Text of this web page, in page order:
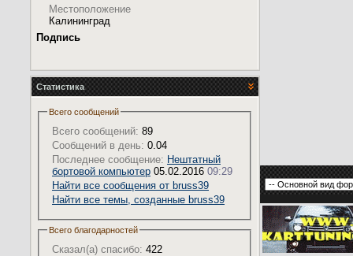
Местоположение
Калининград
Подпись
Статистика
Всего сообщений
Всего сообщений: 89
Сообщений в день: 0.04
Последнее сообщение: Нештатный
бортовой компьютер 05.02.2016 09:29
Найти все сообщения от bruss39
Найти все темы, созданные bruss39
Всего благодарностей
Сказал(а) спасибо: 422